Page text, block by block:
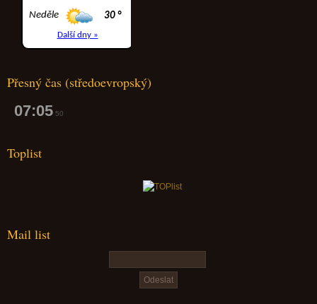
Přesný čas (středoevropský)
07:05 51
Toplist
Mail list